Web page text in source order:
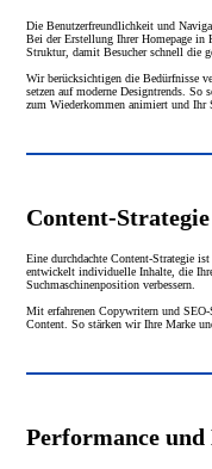
Die Benutzerfreundlichkeit und
Bei der Erstellung Ihrer Homepage
Struktur, damit Besucher schnell die
Wir berücksichtigen die Bedürfnisse
setzen auf moderne Designtrends. So
zum Wiederkommen animiert und Ihr
Content-Strategie
Eine durchdachte Content-Strategie
entwickelt individuelle Inhalte, die
Suchmaschinenposition verbessern.
Mit erfahrenen Copywritern und
Content. So stärken wir Ihre Marke
Performance und